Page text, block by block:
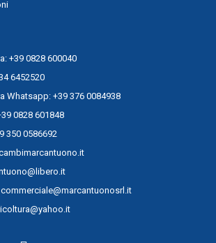
+39 0828 600040
6452520
Whatsapp: +39 376 0084938
0828 601848
350 0586692